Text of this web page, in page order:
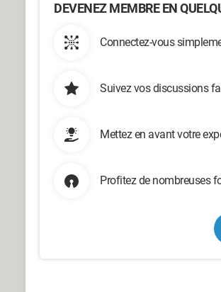
DEVENEZ MEMBRE EN
Connectez-vous
Suivez vos discussions
Mettez en avant votre
Profitez de nombreuses